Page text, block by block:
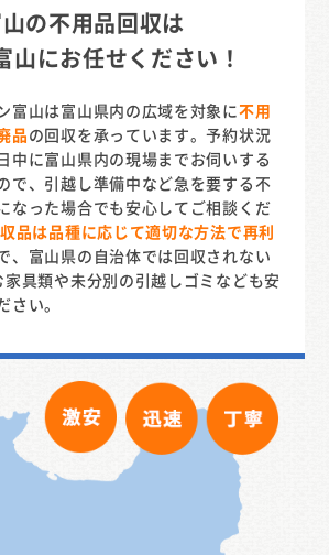
の不用品回収は
山にお任せください！
富山は富山県内の広域を対象に不用
品の回収を承っています。予約状況
中に富山県内の現場までお伺いする
で、引越し準備中など急を要する不
なった場合でも安心してご相談くだ
品は品種に応じて適切な方法で再利
、富山県の自治体では回収されない
具類や未分別の引越しゴミなども安
い。